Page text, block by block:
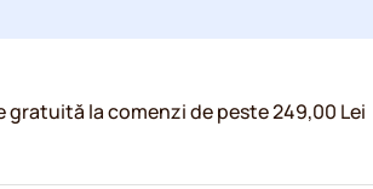
gratuită la comenzi de peste 249,00 Lei